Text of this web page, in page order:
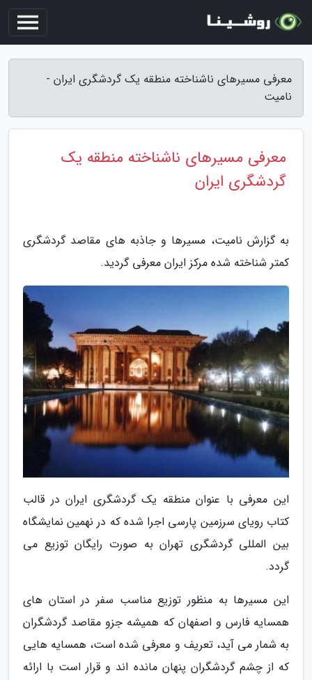
معرفی مسیرهای ناشناخته منطقه یک گردشگری ایران -
نامیت
معرفی مسیرهای ناشناخته منطقه یک
گردشگری ایران
به گزارش نامیت، مسیرها و جاذبه های مقاصد گردشگری
کمتر شناخته شده مرکز ایران معرفی گردید.
این معرفی با عنوان منطقه یک گردشگری ایران در قالب
کتاب رویای سرزمین پارسی اجرا شده که در نهمین نمایشگاه
بین المللی گردشگری تهران به صورت رایگان توزیع می
گردد.
این مسیرها به منظور توزیع مناسب سفر در استان های
همسایه فارس و اصفهان که همیشه جزو مقاصد گردشگران
به شمار می آید، تعریف و معرفی شده است، همسایه هایی
که از چشم گردشگران پنهان مانده اند و قرار است با ارائه